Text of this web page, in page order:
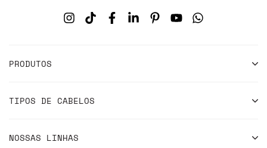
PRODUTOS
TIPOS DE CABELOS
NOSSAS LINHAS